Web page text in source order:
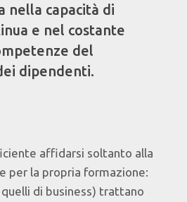
nella capacità di
e nel costante
del
dipendenti.
affidarsi soltanto alla
per la propria formazione:
di business) trattano